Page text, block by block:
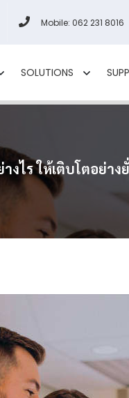
Mobile: 062 231 8016
SOLUTIONS
ไร ให้เติบโตอย่าง